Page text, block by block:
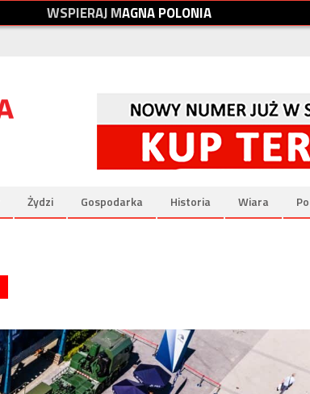
WSPIERAJMAGNAPOLONIA
Żydzi Gospodarka Historia Wiara